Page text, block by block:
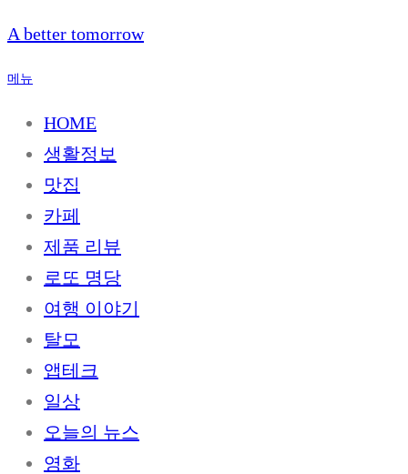
내
으
A better tomorrow
메뉴
HOME
생활정보
맛집
카페
제품 리뷰
로또 명당
여행 이야기
탈모
앱테크
일상
오늘의 뉴스
영화